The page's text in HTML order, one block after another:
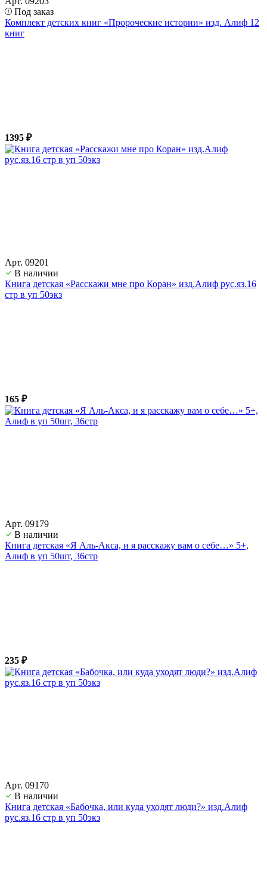
Под заказ
Комплект детских книг «Пророческие истории» изд. Алиф 12
книг
1395 ₽
Арт. 09201
В наличии
Книга детская «Расскажи мне про Коран» изд.Алиф рус.яз.16
стр в уп 50экз
165 ₽
Арт. 09179
В наличии
Книга детская «Я Аль-Акса, и я расскажу вам о себе…» 5+,
Алиф в уп 50шт, 36стр
235 ₽
Арт. 09170
В наличии
Книга детская «Бабочка, или куда уходят люди?» изд.Алиф
рус.яз.16 стр в уп 50экз